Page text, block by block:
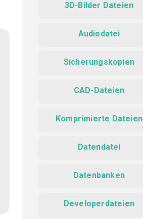
3D-Bilder Dateien
Audiodatei
Sicherungskopien
CAD-Dateien
Komprimierte Dateien
Datendatei
Datenbanken
Developerdateien